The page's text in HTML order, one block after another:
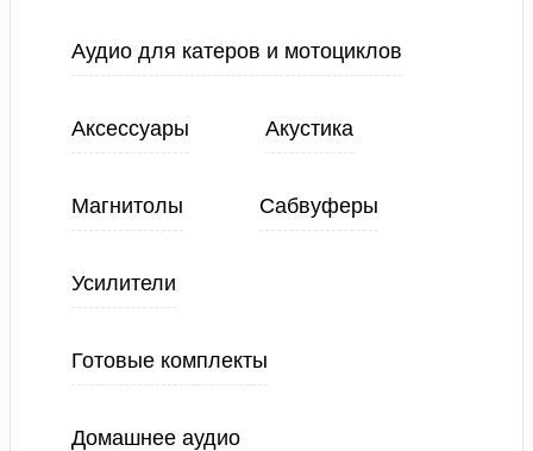
Аудио для катеров и мотоциклов
Аксессуары Акустика
Магнитолы Сабвуферы
Усилители
Готовые комплекты
Домашнее аудио